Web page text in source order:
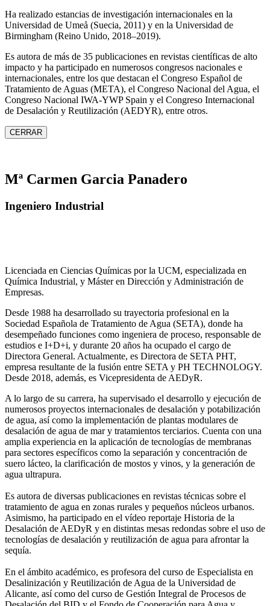
Ha realizado estancias de investigación internacionales en la
Universidad de Umeå (Suecia, 2011) y en la Universidad de
Birmingham (Reino Unido, 2018–2019).
Es autora de más de 35 publicaciones en revistas científicas de alto
impacto y ha participado en numerosos congresos nacionales e
internacionales, entre los que destacan el Congreso Español de
Tratamiento de Aguas (META), el Congreso Nacional del Agua, el
Congreso Nacional IWA‑YWP Spain y el Congreso Internacional
de Desalación y Reutilización (AEDYR), entre otros.
CERRAR
Mª Carmen Garcia Panadero
Ingeniero Industrial
Licenciada en Ciencias Químicas por la UCM, especializada en
Química Industrial, y Máster en Dirección y Administración de
Empresas.
Desde 1988 ha desarrollado su trayectoria profesional en la
Sociedad Española de Tratamiento de Agua (SETA), donde ha
desempeñado funciones como ingeniera de proceso, responsable de
estudios e I+D+i, y durante 20 años ha ocupado el cargo de
Directora General. Actualmente, es Directora de SETA PHT,
empresa resultante de la fusión entre SETA y PH TECHNOLOGY.
Desde 2018, además, es Vicepresidenta de AEDyR.
A lo largo de su carrera, ha supervisado el desarrollo y ejecución de
numerosos proyectos internacionales de desalación y potabilización
de agua, así como la implementación de plantas modulares de
desalación de agua de mar y tratamientos terciarios. Cuenta con una
amplia experiencia en la aplicación de tecnologías de membranas
para sectores específicos como la separación y concentración de
suero lácteo, la clarificación de mostos y vinos, y la generación de
agua ultrapura.
Es autora de diversas publicaciones en revistas técnicas sobre el
tratamiento de agua en zonas rurales y pequeños núcleos urbanos.
Asimismo, ha participado en el vídeo reportaje Historia de la
Desalación de AEDyR y en distintas mesas redondas sobre el uso de
tecnologías de desalación y reutilización de agua para afrontar la
sequía.
En el ámbito académico, es profesora del curso de Especialista en
Desalinización y Reutilización de Agua de la Universidad de
Alicante, así como del curso de Gestión Integral de Procesos de